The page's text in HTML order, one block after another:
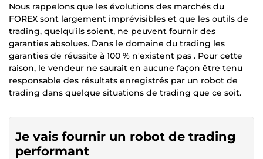
Nous rappelons que les évolutions des marchés du
FOREX sont largement imprévisibles et que les outils de
trading, quelqu'ils soient, ne peuvent fournir des
garanties absolues. Dans le domaine du trading les
garanties de réussite à 100 % n'existent pas . Pour cette
raison, le vendeur ne saurait en aucune façon être tenu
responsable des résultats enregistrés par un robot de
trading dans quelque situations de trading que ce soit.
Je vais fournir un robot de trading
performant